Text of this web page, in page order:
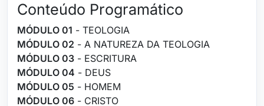
Conteúdo Programático
MÓDULO 01 - TEOLOGIA
MÓDULO 02 - A NATUREZA DA TEOLOGIA
MÓDULO 03 - ESCRITURA
MÓDULO 04 - DEUS
MÓDULO 05 - HOMEM
MÓDULO 06 - CRISTO